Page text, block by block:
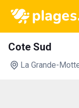
Cote Sud
La Grande-